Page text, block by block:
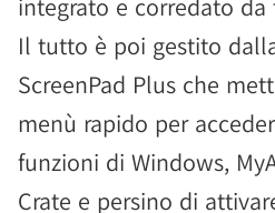
integrato e corredato
Il tutto è poi gestito
ScreenPad Plus che
menù rapido per
funzioni di Windows,
Crate e persino di